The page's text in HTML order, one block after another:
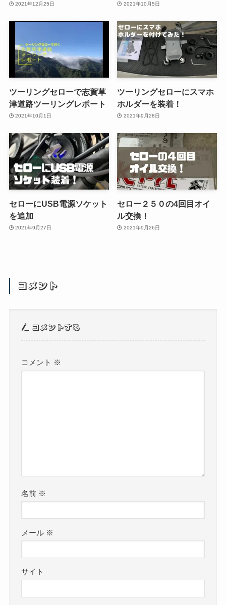
2021年12月25日 2021年10月5日
ツーリングセローで志賀草
津道路ツーリングレポート
2021年10月1日
ツーリングセローにスマホ
ホルダーを装着！
2021年9月28日
セローにUSB電源ソケット
を追加
2021年9月27日
セロー２５０の4回目オイ
ル交換！
2021年9月26日
コメント
コメントする
コメント ※
名前 ※
メール ※
サイト